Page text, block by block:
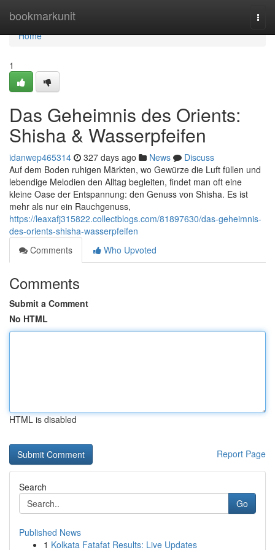
bookmarkunit
Home
Home
1
Das Geheimnis des Orients:
Shisha & Wasserpfeifen
idanwep465314 327 days ago News
Discuss
Auf dem Boden ruhigen Märkten, wo Gewürze die Luft füllen und
lebendige Melodien den Alltag begleiten, findet man oft eine
kleine Oase der Entspannung: den Genuss von Shisha. Es ist
mehr als nur ein Rauchgenuss,
https://leaxafj315822.collectblogs.com/81897630/das-geheimnis-
des-orients-shisha-wasserpfeifen
Comments
Who Upvoted
Comments
Submit a Comment
No HTML
HTML is disabled
Report Page
Search
Go
Published News
1 Kolkata Fatafat Results: Live Updates